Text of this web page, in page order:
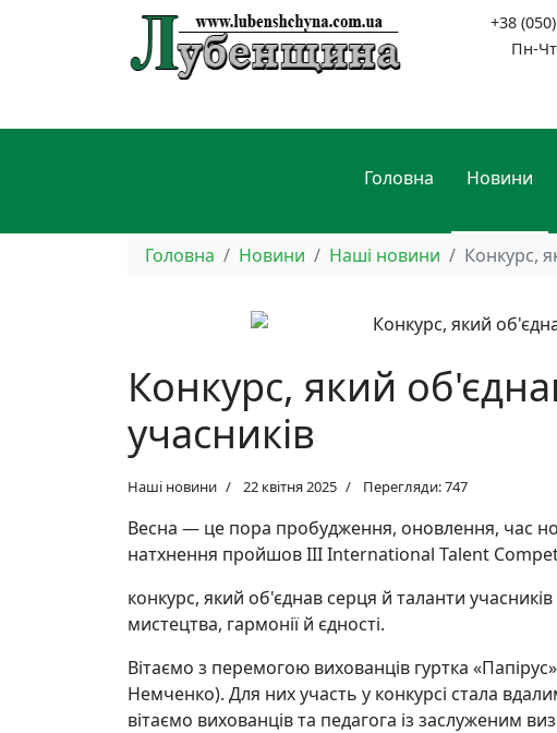
+38
Пн-
Головна Новини
Головна Новини Наші новини Конкурс,
Конкурс, який
учасників
Наші новини 22 квітня 2025 Перегляди: 747
Весна — це пора пробудження, оновлення, час
натхнення пройшов III International Talent
конкурс, який об'єднав серця й таланти
мистецтва, гармонії й єдності.
Вітаємо з перемогою вихованців гуртка
Немченко). Для них участь у конкурсі стала
вітаємо вихованців та педагога із заслуженим